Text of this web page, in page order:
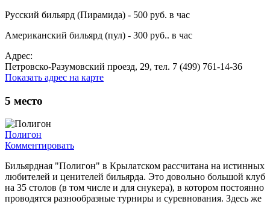
Русский бильярд (Пирамида) - 500 руб. в час
Американский бильярд (пул) - 300 руб.. в час
Адрес:
Петровско-Разумовский проезд, 29, тел. 7 (499) 761-14-36
Показать адрес на карте
5 место
Полигон
Комментировать
Бильярдная "Полигон" в Крылатском рассчитана на истинных
любителей и ценителей бильярда. Это довольно большой клуб
на 35 столов (в том числе и для снукера), в котором постоянно
проводятся разнообразные турниры и суревнования. Здесь же